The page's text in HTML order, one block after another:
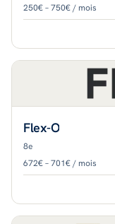
250€ – 750€ / mois
Flex-O
8e
672€ – 701€ / mois